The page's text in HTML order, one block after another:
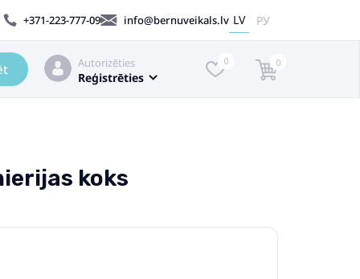
+371-223-777-09 info@bernuveikals.lv LV РУ
Autorizēties
Reģistrēties
0 0
koks